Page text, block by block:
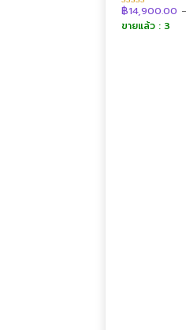
ให้คะแนน
ตั้งแต่ 1-5
฿14,900.00
ขายแล้ว : 3